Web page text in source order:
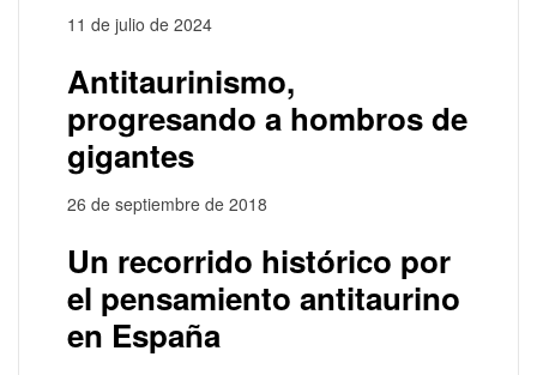
11 de julio de 2024
Antitaurinismo,
progresando a hombros de
gigantes
26 de septiembre de 2018
Un recorrido histórico por
el pensamiento antitaurino
en España